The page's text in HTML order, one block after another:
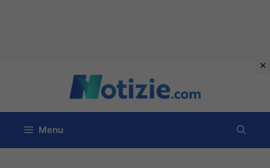
contenuto
Menu